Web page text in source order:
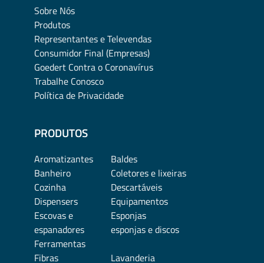
Sobre Nós
Produtos
Representantes e Televendas
Consumidor Final (Empresas)
Goedert Contra o Coronavírus
Trabalhe Conosco
Política de Privacidade
PRODUTOS
Aromatizantes
Baldes
Banheiro
Coletores e lixeiras
Cozinha
Descartáveis
Dispensers
Equipamentos
Escovas e
espanadores
Esponjas
esponjas e discos
Ferramentas
Fibras
Lavanderia